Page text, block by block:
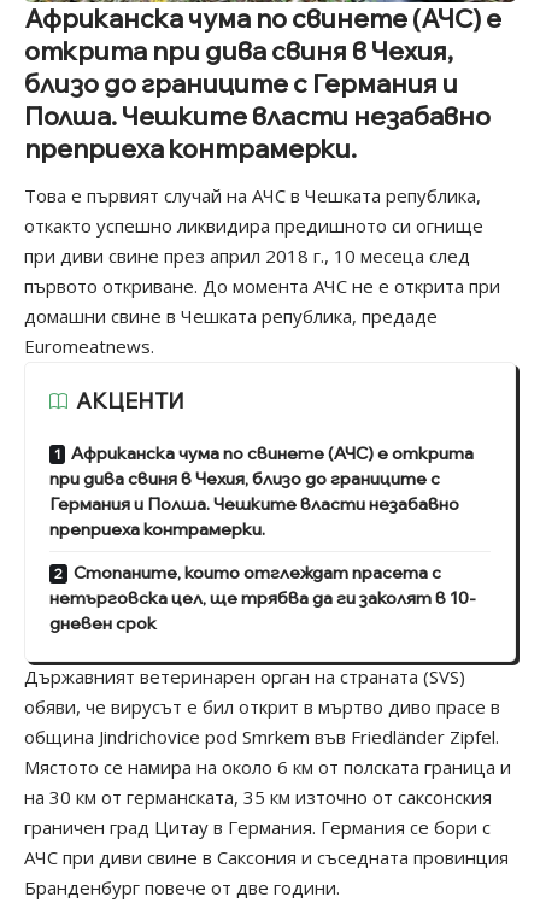
Африканска чума по свинете (АЧС) е
открита при дива свиня в Чехия,
близо до границите с Германия и
Полша. Чешките власти незабавно
преприеха контрамерки.
Това е първият случай на АЧС в Чешката република,
откакто успешно ликвидира предишното си огнище
при диви свине през април 2018 г., 10 месеца след
първото откриване. До момента АЧС не е открита при
домашни свине в Чешката република, предаде
Euromeatnews.
АКЦЕНТИ
Африканска чума по свинете (АЧС) е открита
при дива свиня в Чехия, близо до границите с
Германия и Полша. Чешките власти незабавно
преприеха контрамерки.
Стопаните, които отглеждат прасета с
нетърговска цел, ще трябва да ги заколят в 10-
дневен срок
Държавният ветеринарен орган на страната (SVS)
обяви, че вирусът е бил открит в мъртво диво прасе в
община Jindrichovice pod Smrkem във Friedländer Zipfel.
Мястото се намира на около 6 км от полската граница и
на 30 км от германската, 35 км източно от саксонския
граничен град Цитау в Германия. Германия се бори с
АЧС при диви свине в Саксония и съседната провинция
Бранденбург повече от две години.